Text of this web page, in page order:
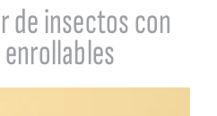
de insectos con